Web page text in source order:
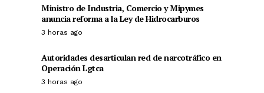
Ministro de Industria, Comercio y Mipymes
anuncia reforma a la Ley de Hidrocarburos
3 horas ago
Autoridades desarticulan red de narcotráfico en
Operación Lgtca
3 horas ago